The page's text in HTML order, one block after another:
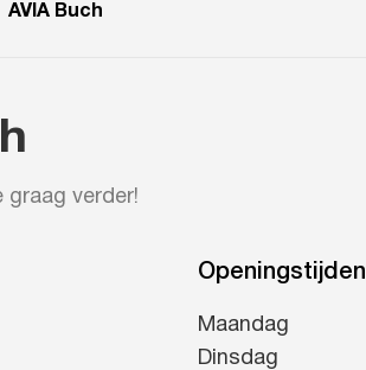
AVIA Buch
graag verder!
Openingstijden
Maandag
Dinsdag